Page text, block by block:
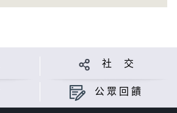
社 交
公眾回饋